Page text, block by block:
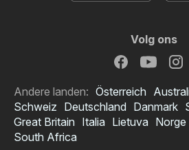
Volg ons
Andere landen: Österreich
Schweiz Deutschland Danmark
Great Britain Italia Lietuva Norge
South Africa